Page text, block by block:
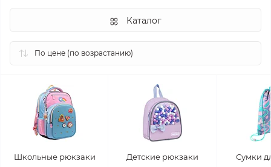
Каталог
Школьные рюкзаки Детские рюкзаки Сумки